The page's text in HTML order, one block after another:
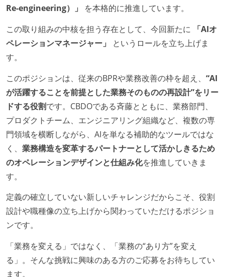
Re-engineering）」
を本格的に推進しています。
この取り組みの中核を担う存在として、今回新たに
「AIオ
ペレーションマネージャー」
というロールを立ち上げま
す。
このポジションは、従来のBPRや業務改善の枠を超え、 “AI
が活躍することを前提とした業務そのものの再設計”をリー
ドする役割です。CBDOである斉藤とともに、業務部門、
プロダクトチーム、エンジニアリング組織など、複数の専
門領域を横断しながら、AIを単なる補助的なツールではな
く、 業務構造を変革するパートナーとして活かしきるため
のオペレーションデザインと仕組み化を推進していきま
す。
定義の確立していない新しいチャレンジだからこそ、役割
設計や職種像の立ち上げから関わっていただけるポジショ
ンです。
「業務を変える」ではなく、「業務の“あり方”を変え
る」。そんな挑戦に興味のある方のご応募をお待ちしてい
ます。